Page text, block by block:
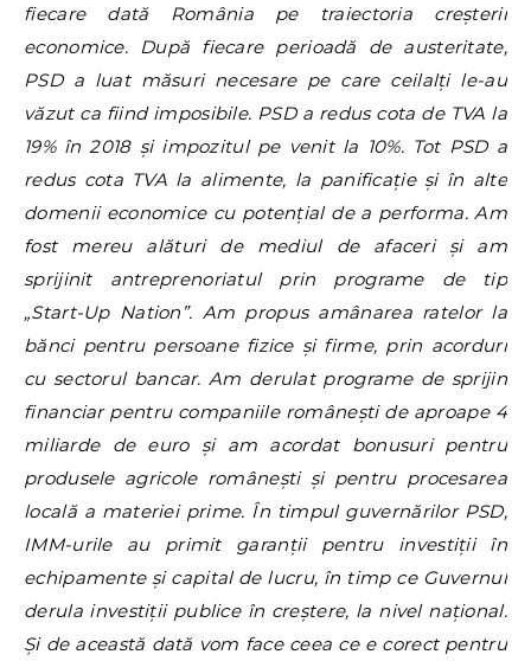
fiecare dată România pe traiectoria creșterii
economice. După fiecare perioadă de austeritate,
PSD a luat măsuri necesare pe care ceilalți le-au
văzut ca fiind imposibile. PSD a redus cota de TVA la
19% în 2018 și impozitul pe venit la 10%. Tot PSD a
redus cota TVA la alimente, la panificație și în alte
domenii economice cu potențial de a performa. Am
fost mereu alături de mediul de afaceri și am
sprijinit antreprenoriatul prin programe de tip
„Start-Up Nation”. Am propus amânarea ratelor la
bănci pentru persoane fizice și firme, prin acorduri
cu sectorul bancar. Am derulat programe de sprijin
financiar pentru companiile românești de aproape 4
miliarde de euro și am acordat bonusuri pentru
produsele agricole românești și pentru procesarea
locală a materiei prime. În timpul guvernărilor PSD,
IMM-urile au primit garanții pentru investiții în
echipamente și capital de lucru, în timp ce Guvernul
derula investiții publice în creștere, la nivel național.
Și de această dată vom face ceea ce e corect pentru